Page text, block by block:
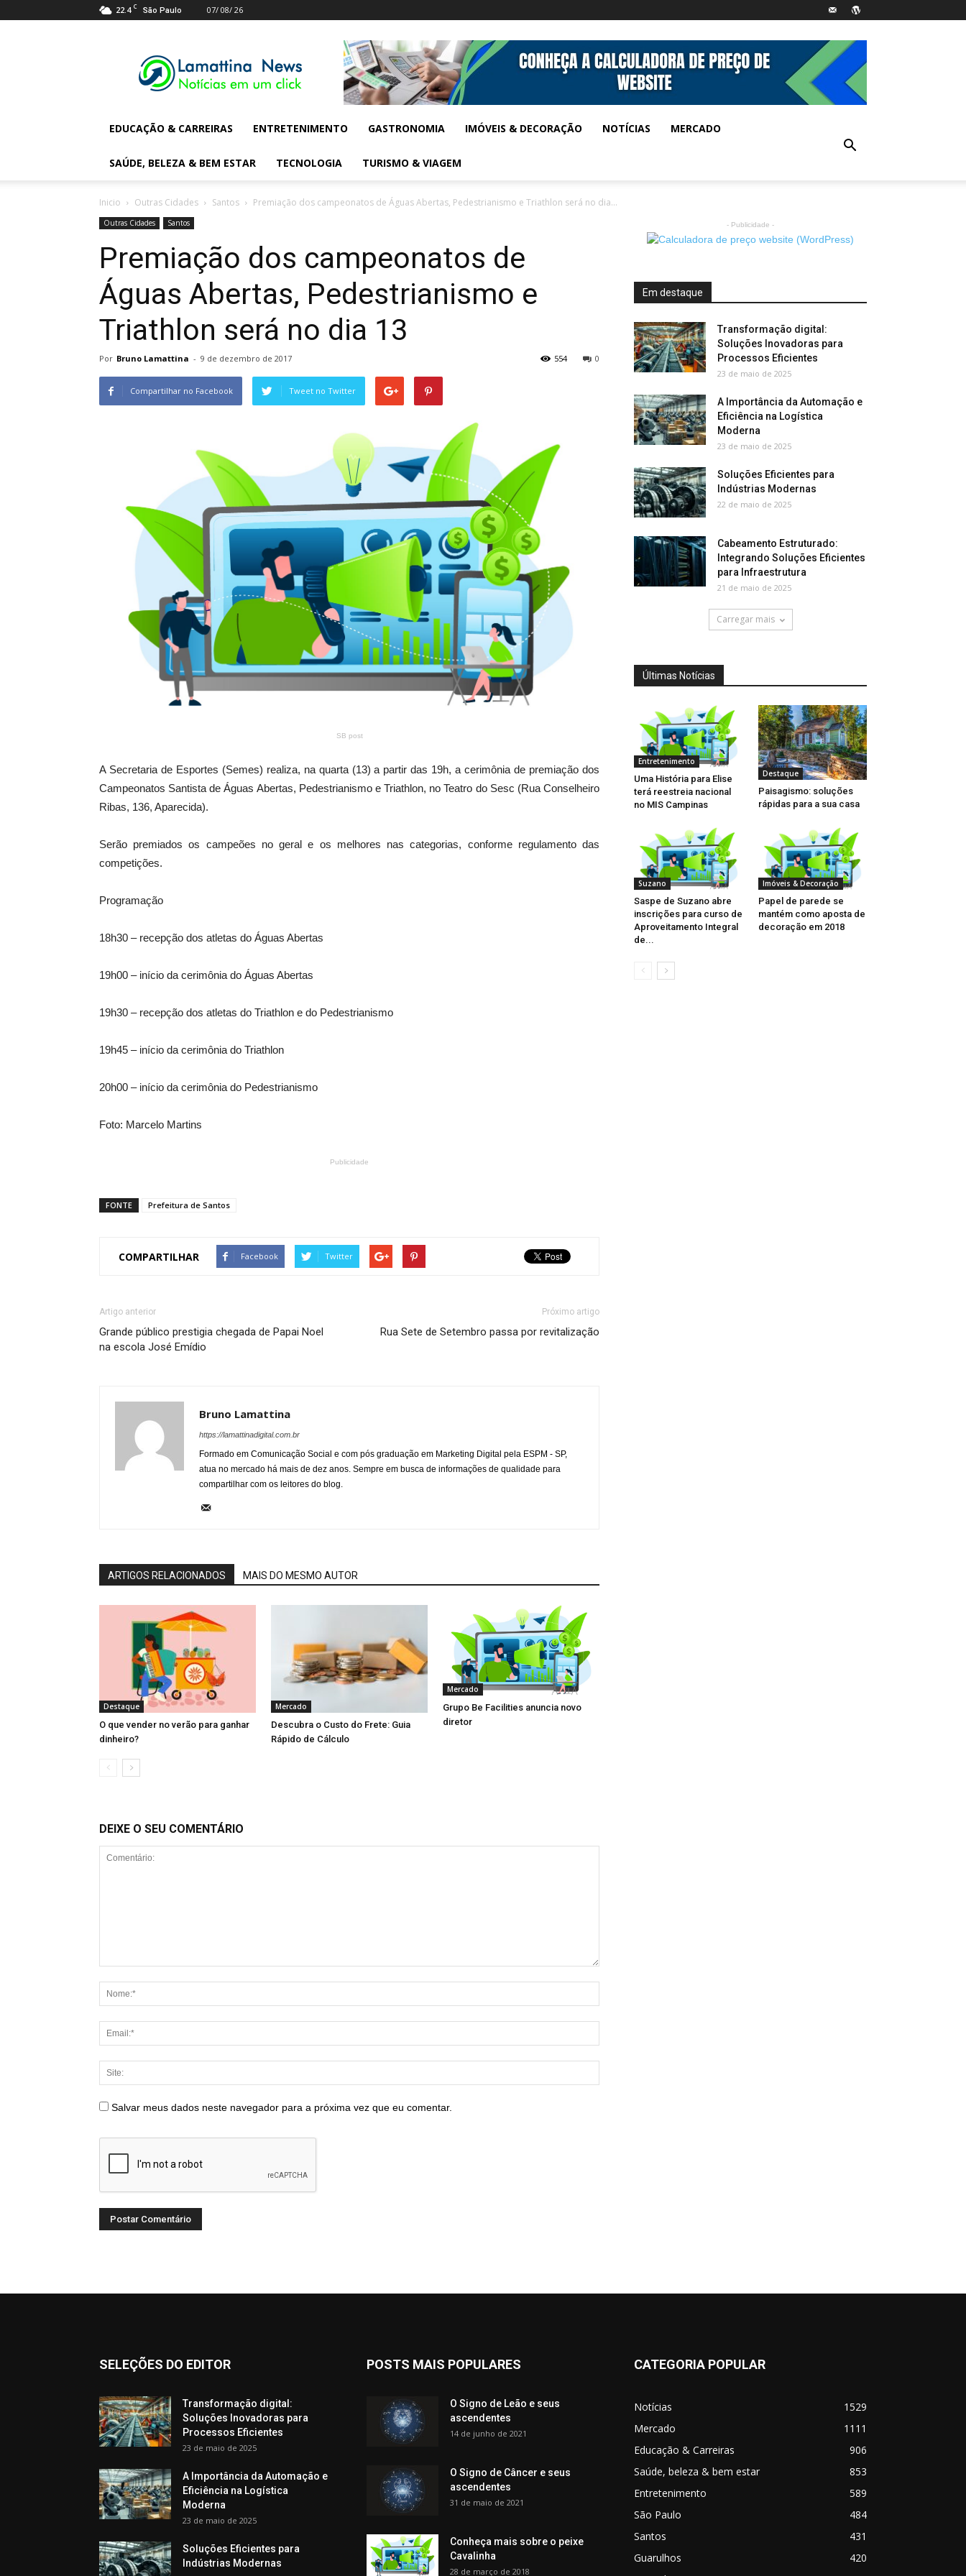
22.4 C São Paulo 07/ 08/ 26
Digital
News
EDUCAÇÃO & CARREIRAS ENTRETENIMENTO GASTRONOMIA IMÓVEIS & DECORAÇÃO NOTÍCIAS MERCADO
SAÚDE, BELEZA & BEM ESTAR TECNOLOGIA TURISMO & VIAGEM
Inicio Outras Cidades Santos Premiação dos campeonatos de Águas Abertas, Pedestrianismo e Triathlon será no dia...
Outras Cidades Santos
Premiação dos campeonatos de
Águas Abertas, Pedestrianismo e
Triathlon será no dia 13
Por Bruno Lamattina - 9 de dezembro de 2017 0
554
Compartilhar no Facebook Tweet no Twitter
SB post
A Secretaria de Esportes (Semes) realiza, na quarta (13) a partir das 19h, a cerimônia de premiação dos
Campeonatos Santista de Águas Abertas, Pedestrianismo e Triathlon, no Teatro do Sesc (Rua Conselheiro
Ribas, 136, Aparecida).
Serão premiados os campeões no geral e os melhores nas categorias, conforme regulamento das
competições.
Programação
18h30 – recepção dos atletas do Águas Abertas
19h00 – início da cerimônia do Águas Abertas
19h30 – recepção dos atletas do Triathlon e do Pedestrianismo
19h45 – início da cerimônia do Triathlon
20h00 – início da cerimônia do Pedestrianismo
Foto: Marcelo Martins
Publicidade
FONTE Prefeitura de Santos
COMPARTILHAR Facebook Twitter
Artigo anterior
Grande público prestigia chegada de Papai Noel
na escola José Emídio
Próximo artigo
Rua Sete de Setembro passa por revitalização
Bruno Lamattina
https://lamattinadigital.com.br
Formado em Comunicação Social e com pós graduação em Marketing Digital pela ESPM - SP,
atua no mercado há mais de dez anos. Sempre em busca de informações de qualidade para
compartilhar com os leitores do blog.
ARTIGOS RELACIONADOS MAIS DO MESMO AUTOR
Destaque
O que vender no verão para ganhar
dinheiro?
Mercado
Descubra o Custo do Frete: Guia
Rápido de Cálculo
Mercado
Grupo Be Facilities anuncia novo
diretor
DEIXE O SEU COMENTÁRIO
Salvar meus dados neste navegador para a próxima vez que eu comentar.
- Publicidade -
Em destaque
Transformação digital:
Soluções Inovadoras para
Processos Eficientes
23 de maio de 2025
A Importância da Automação e
Eficiência na Logística
Moderna
23 de maio de 2025
Soluções Eficientes para
Indústrias Modernas
22 de maio de 2025
Cabeamento Estruturado:
Integrando Soluções Eficientes
para Infraestrutura
21 de maio de 2025
Carregar mais
Últimas Notícias
Entretenimento
Uma História para Elise
terá reestreia nacional
no MIS Campinas
Destaque
Paisagismo: soluções
rápidas para a sua casa
Suzano
Saspe de Suzano abre
inscrições para curso de
Aproveitamento Integral
de...
Imóveis & Decoração
Papel de parede se
mantém como aposta de
decoração em 2018
SELEÇÕES DO EDITOR
Transformação digital:
Soluções Inovadoras para
Processos Eficientes
23 de maio de 2025
A Importância da Automação e
Eficiência na Logística
Moderna
23 de maio de 2025
Soluções Eficientes para
Indústrias Modernas
POSTS MAIS POPULARES
O Signo de Leão e seus
ascendentes
14 de junho de 2021
O Signo de Câncer e seus
ascendentes
31 de maio de 2021
Conheça mais sobre o peixe
Cavalinha
28 de março de 2018
CATEGORIA POPULAR
Notícias
1529
Mercado
1111
Educação & Carreiras
906
Saúde, beleza & bem estar
853
Entretenimento
589
São Paulo
484
Santos
431
Guarulhos
420